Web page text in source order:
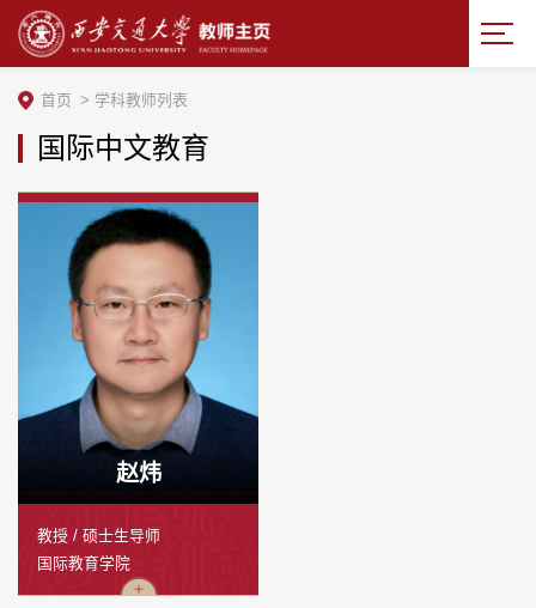
国际中文教育
首页 > 学科教师列表
赵炜
教授 / 硕士生导师
国际教育学院